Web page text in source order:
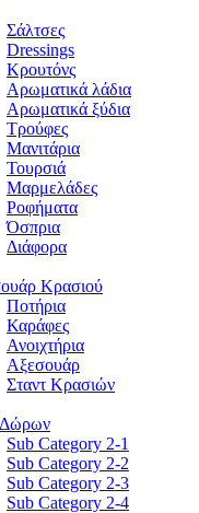
Σάλτσες
Dressings
Κρουτόνς
Αρωματικά λάδια
Αρωματικά ξύδια
Τρούφες
Μανιτάρια
Τουρσιά
Μαρμελάδες
Ροφήματα
Όσπρια
Διάφορα
Κρασιού
Ποτήρια
Καράφες
Ανοιχτήρια
Αξεσουάρ
Σταντ Κρασιών
Δώρων
Sub Category 2-1
Sub Category 2-2
Sub Category 2-3
Sub Category 2-4